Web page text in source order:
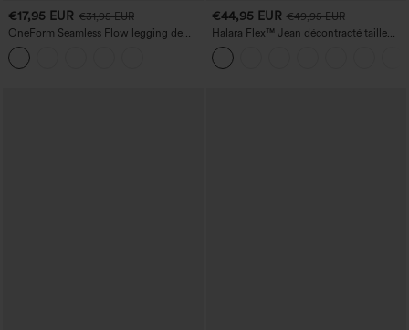
€17,95 EUR €31,95 EUR
OneForm Seamless Flow legging de
yoga taille haute, gainant pour le ventre
et effet rehausseur de fesses
€44,95 EUR €49,95 EUR
Halara Flex™ Jean décontracté taille
haute, jambe droite, délavé, avec poches